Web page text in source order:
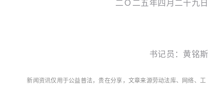
二Ｏ二五年四月二十九日
书记员：黄铭斯
新闻资讯仅用于公益普法，贵在分享，文章来源劳动法库、网络、工